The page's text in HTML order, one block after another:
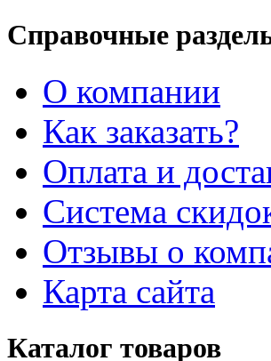
Справочные
О компании
Как заказать?
Оплата и
Система
Отзывы о
Карта сайта
Каталог товаров